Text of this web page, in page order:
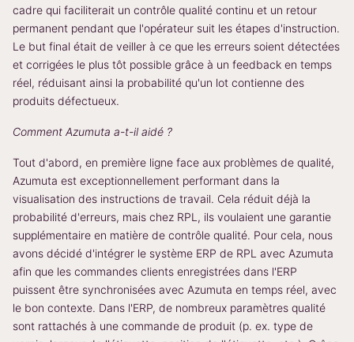
cadre qui faciliterait un contrôle qualité continu et un retour
permanent pendant que l'opérateur suit les étapes d'instruction.
Le but final était de veiller à ce que les erreurs soient détectées
et corrigées le plus tôt possible grâce à un feedback en temps
réel, réduisant ainsi la probabilité qu'un lot contienne des
produits défectueux.
Comment Azumuta a-t-il aidé ?
Tout d'abord, en première ligne face aux problèmes de qualité,
Azumuta est exceptionnellement performant dans la
visualisation des instructions de travail. Cela réduit déjà la
probabilité d'erreurs, mais chez RPL, ils voulaient une garantie
supplémentaire en matière de contrôle qualité. Pour cela, nous
avons décidé d'intégrer le système ERP de RPL avec Azumuta
afin que les commandes clients enregistrées dans l'ERP
puissent être synchronisées avec Azumuta en temps réel, avec
le bon contexte. Dans l'ERP, de nombreux paramètres qualité
sont rattachés à une commande de produit (p. ex. type de